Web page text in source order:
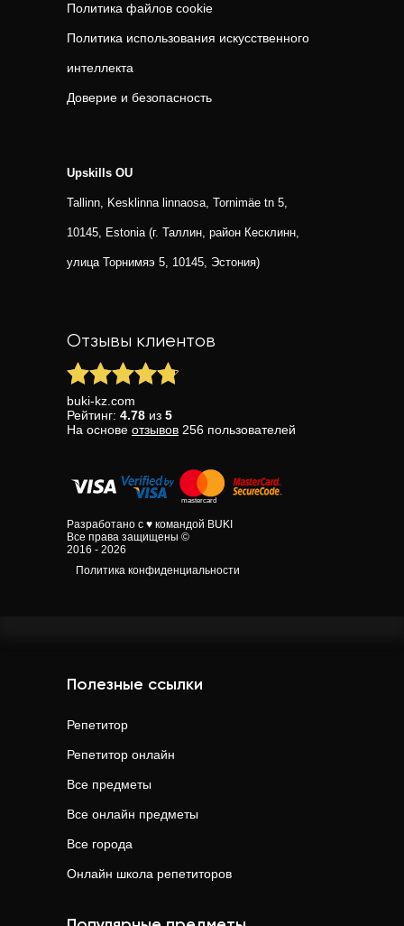
Политика файлов cookie
Политика использования искусственного
интеллекта
Доверие и безопасность
Upskills OU
Tallinn, Kesklinna linnaosa, Tornimäe tn 5,
10145, Estonia (г. Таллин, район Кесклинн,
улица Торнимяэ 5, 10145, Эстония)
Отзывы клиентов
buki-kz.com
Рейтинг: 4.78 из 5
На основе отзывов 256 пользователей
Разработано с ♥ командой BUKI
Все права защищены ©
2016 - 2026
Политика конфиденциальности
Полезные ссылки
Репетитор
Репетитор онлайн
Все предметы
Все онлайн предметы
Все города
Онлайн школа репетиторов